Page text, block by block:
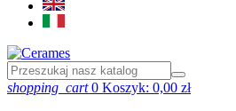
shopping_cart 0 Koszyk: 0,00 zł